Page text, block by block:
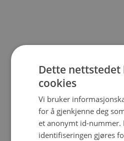
Dette
cookies
Vi bruker
for å gjenkjenne deg
et anonymt id-nummer.
identifiseringen gjøres